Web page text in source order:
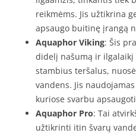
reikmėms. Jis užtikrina
apsaugo buitinę įrangą
Aquaphor Viking: Šis
didelį našumą ir ilgalaikį
stambius teršalus,
vandens. Jis
kuriose svarbu
Aquaphor Pro: Tai
užtikrinti itin švarų